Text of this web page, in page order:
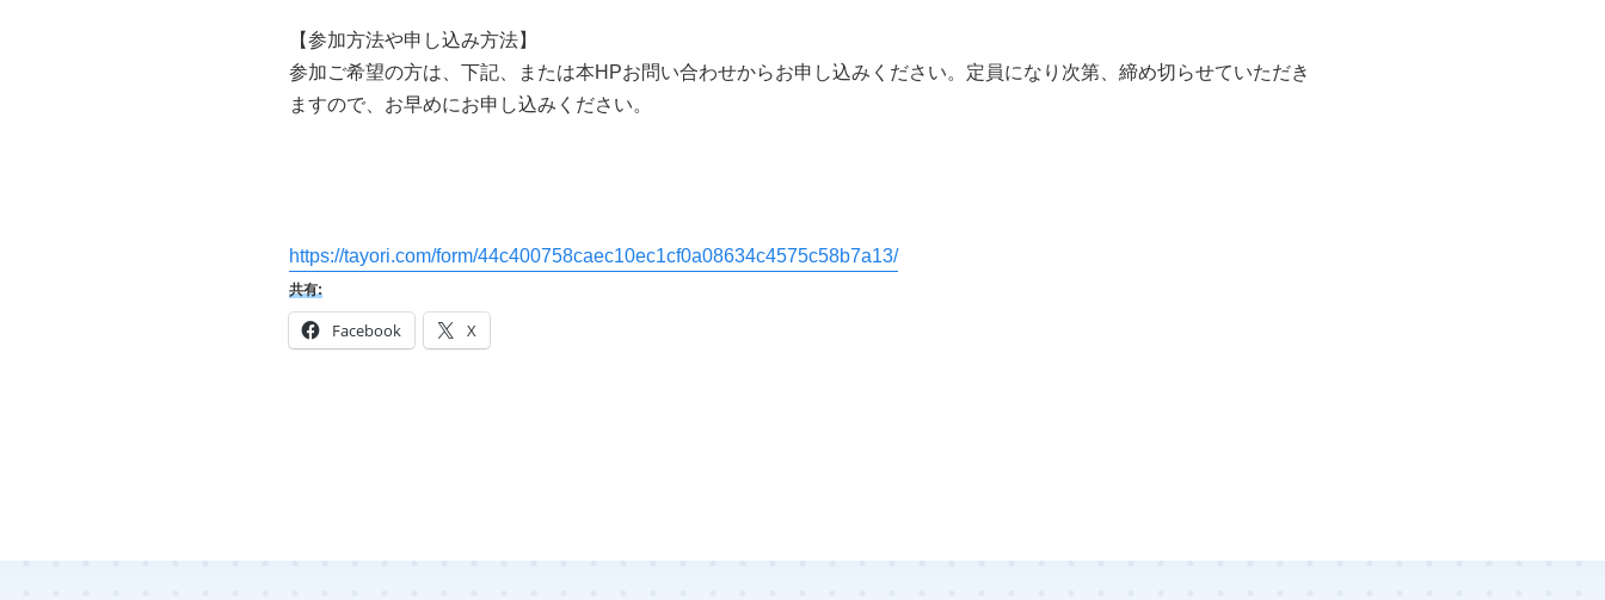
【参加方法や申し込み方法】
参加ご希望の方は、下記、または本HPお問い合わせからお申し込みください。定員になり次第、締め切らせていただき
ますので、お早めにお申し込みください。
https://tayori.com/form/44c400758caec10ec1cf0a08634c4575c58b7a13/
共有:
Facebook X